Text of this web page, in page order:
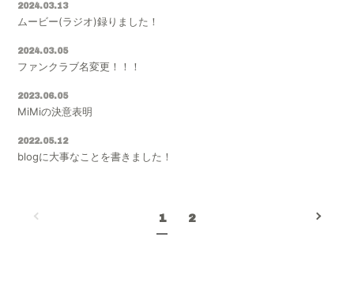
2024.03.13
ムービー(ラジオ)録りました！
2024.03.05
ファンクラブ名変更！！！
2023.06.05
MiMiの決意表明
2022.05.12
blogに大事なことを書きました！
1 2